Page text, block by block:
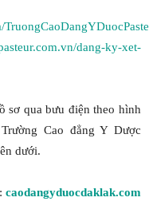
dang-ky-xet-
sơ qua bưu điện theo hình
Cao đẳng Y Dược
dưới.
caodangyduocdaklak.com